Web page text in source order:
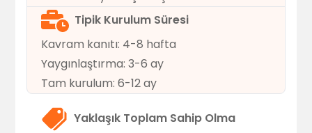
Tipik Kurulum Süresi
Kavram kanıtı: 4-8 hafta
Yaygınlaştırma: 3-6 ay
Tam kurulum: 6-12 ay
Yaklaşık Toplam Sahip Olma